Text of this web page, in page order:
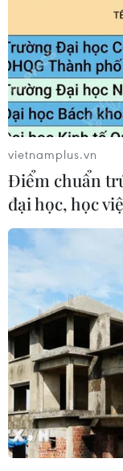
Tặng quà cho thiếu
Trị Đông, Quận
Thành phố Hồ
những vấn đề
cho trẻ em bị
địa bàn thành
Theo ông Lê
Thương binh
căn cứ vào
dân thành phố
khai một số
người sử dụng
dịch COVID-19
định 23 của
tuổi (theo quy
vietnamplus.vn
Điểm chuẩn
đại học, học